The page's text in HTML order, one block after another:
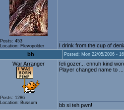
Posts: 453
Location: Flevopolder
I drink from the cup of
bb
Posted: Mon 22/05/2006 -
War Arranger
Posts: 1286
Location: Bussum
feli gozer... ennuh kind
Player changed name to
bb si teh pwn!